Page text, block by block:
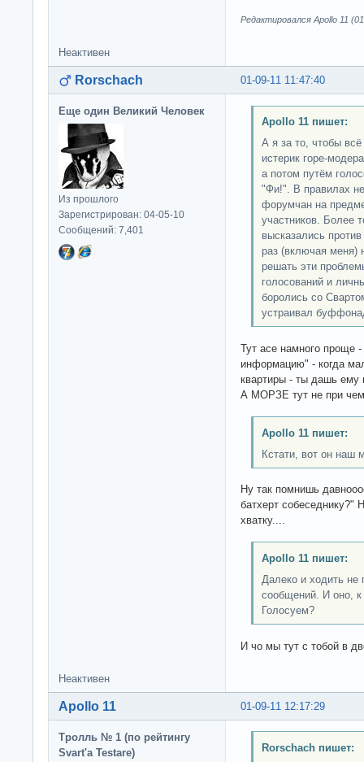
Редактировался Apollo 11
Неактивен
01-09-11 11:47:40
Rorschach
Еще один Великий Человек
Из прошлого
Зарегистрирован: 04-05-10
Сообщений: 7,401
Apollo 11 пишет:
А я за то, чтобы
истерик горе-
а потом путём
"Фи!". В правилах
форумчан на
участников. Более
высказались
раз (включая
решать эти
голосований и
боролись со
устраивал
Тут асе намного проще
информацию" - когда
квартиры - ты дашь
А МОРЗЕ тут не при
Apollo 11 пишет:
Кстати, вот он наш
Ну так помнишь
батхерт
хватку....
Apollo 11 пишет:
Далеко и ходить
сообщений. И оно,
Голосуем?
И чо мы тут с тобой в
Неактивен
01-09-11 12:17:29
Apollo 11
Тролль № 1 (по рейтингу
Svart'а Testare)
Rorschach пишет: